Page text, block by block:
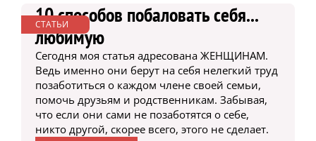
СТАТЬИ
10 способов побаловать себя...
любимую
Сегодня моя статья адресована ЖЕНЩИНАМ.
Ведь именно они берут на себя нелегкий труд
позаботиться о каждом члене своей семьи,
помочь друзьям и родственникам. Забывая,
что если они сами не позаботятся о себе,
никто другой, скорее всего, этого не сделает.